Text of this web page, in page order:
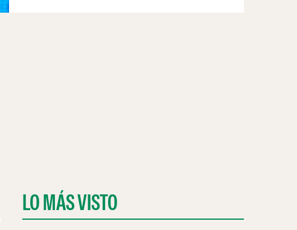
LO MÁS VISTO